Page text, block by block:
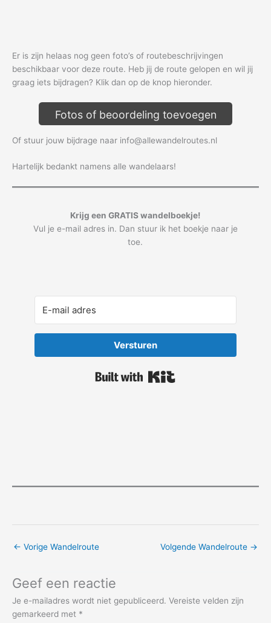
Er is zijn helaas nog geen foto’s of routebeschrijvingen
beschikbaar voor deze route. Heb jij de route gelopen en wil jij
graag iets bijdragen? Klik dan op de knop hieronder.
Fotos of beoordeling toevoegen
Of stuur jouw bijdrage naar info@allewandelroutes.nl
Hartelijk bedankt namens alle wandelaars!
Krijg een GRATIS wandelboekje!
Vul je e-mail adres in. Dan stuur ik het boekje naar je
toe.
Versturen
← Vorige Wandelroute Volgende Wandelroute →
Geef een reactie
Je e-mailadres wordt niet gepubliceerd. Vereiste velden zijn
gemarkeerd met *